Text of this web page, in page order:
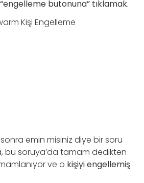
“engelleme butonuna” tıklamak.
emin misiniz diye bir soru
bu soruya’da tamam dedikten
ve o kişiyi engellemiş